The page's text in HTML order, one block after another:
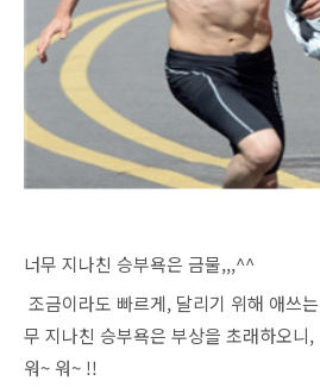
너무 지나친 승부욕은 금물,,,^^
조금이라도 빠르게, 달리기 위해 애쓰
무 지나친 승부욕은 부상을 초래하오니,
워~ 워~ !!